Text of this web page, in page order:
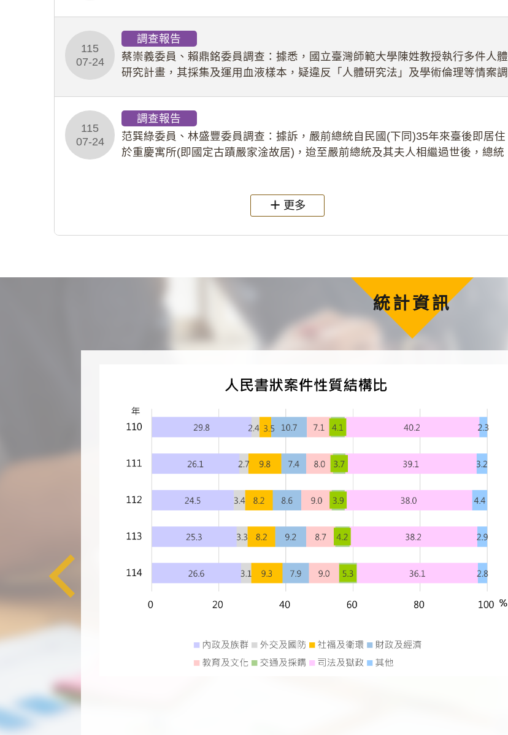
115
07-24
調查報告
蔡崇義委員、賴鼎銘委員調查：據悉，國立臺灣師範大學陳姓教授執行多件人體
研究計畫，其採集及運用血液樣本，疑違反「人體研究法」及學術倫理等情案調
115
07-24
調查報告
范巽綠委員、林盛豐委員調查：據訴，嚴前總統自民國(下同)35年來臺後即居住
於重慶寓所(即國定古蹟嚴家淦故居)，迨至嚴前總統及其夫人相繼過世後，總統
更多
統計資訊